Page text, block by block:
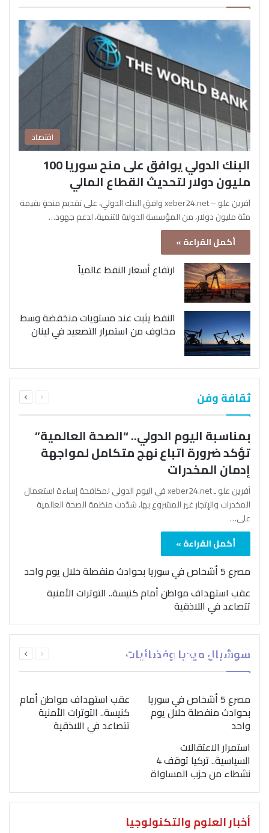
اقتصاد
البنك الدولي يوافق على منح سوريا 100
مليون دولار لتحديث القطاع المالي
آفرين علو – xeber24.net وافق البنك الدولي، على تقديم منحةٍ بقيمة
مئة مليون دولار، من المؤسسة الدولية للتنمية، لدعم جهود…
أكمل القراءة »
ارتفاع أسعار النفط عالمياً
النفط يثبت عند مستويات منخفضة وسط
مخاوف من استمرار التصعيد في لبنان
ثقافة وفن الصفحةالصفحة
بمناسبة اليوم الدولي.. “الصحة العالمية”
تؤكد ضرورة اتباع نهج متكامل لمواجهة
إدمان المخدرات
آفرين علو ـ xeber24.net في اليوم الدولي لمكافحة إساءة استعمال
المخدرات والإتجار غير المشروع بها، شدّدت منظمة الصحة العالمية
على…
أكمل القراءة »
مصرع 5 أشخاص في سوريا بحوادث منفصلة خلال يوم واحد
عقب استهداف مواطن أمام كنيسة.. التوترات الأمنية
تتصاعد في اللاذقية
سوشيال ميديا وفضائيات الصفحةالصفحة
بمناسبة اليوم الدولي..
“الصحة العالمية” تؤكد
ضرورة اتباع نهج متكامل
لمواجهة إدمان المخدرات
مصرع 5 أشخاص في سوريا
بحوادث منفصلة خلال يوم
واحد
عقب استهداف مواطن أمام
كنيسة.. التوترات الأمنية
تتصاعد في اللاذقية
استمرار الاعتقالات
السياسية.. تركيا توقف 4
نشطاء من حزب المساواة
أخبار العلوم والتكنولوجيا